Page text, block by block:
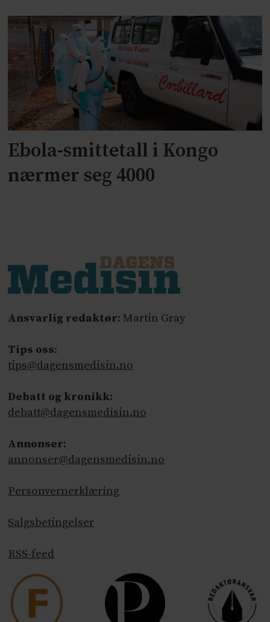
Ebola-smittetall i Kongo
nærmer seg 4000
Ansvarlig redaktør: Martin Gray
Tips oss:
tips@dagensmedisin.no
Debatt og kronikk:
debatt@dagensmedisin.no
Annonser:
annonser@dagensmedisin.no
Personvernerklæring
Salgsbetingelser
RSS-feed